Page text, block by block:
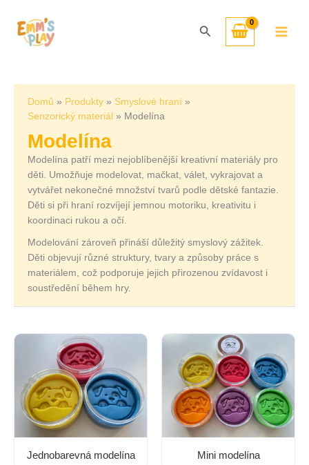
obsah
Hledat
Domů Produkty
Smyslové hraní
Senzorický materiál
Modelína
Modelína
Modelína patří mezi nejoblíbenější kreativní materiály pro
děti. Umožňuje modelovat, mačkat, válet, vykrajovat a
vytvářet nekonečné množství tvarů podle dětské fantazie.
Děti si při hraní rozvíjejí jemnou motoriku, kreativitu i
koordinaci rukou a očí.
Modelování zároveň přináší důležitý smyslový zážitek.
Děti objevují různé struktury, tvary a způsoby práce s
materiálem, což podporuje jejich přirozenou zvídavost i
soustředění během hry.
Jednobarevná modelína Mini modelína
nejnovějších